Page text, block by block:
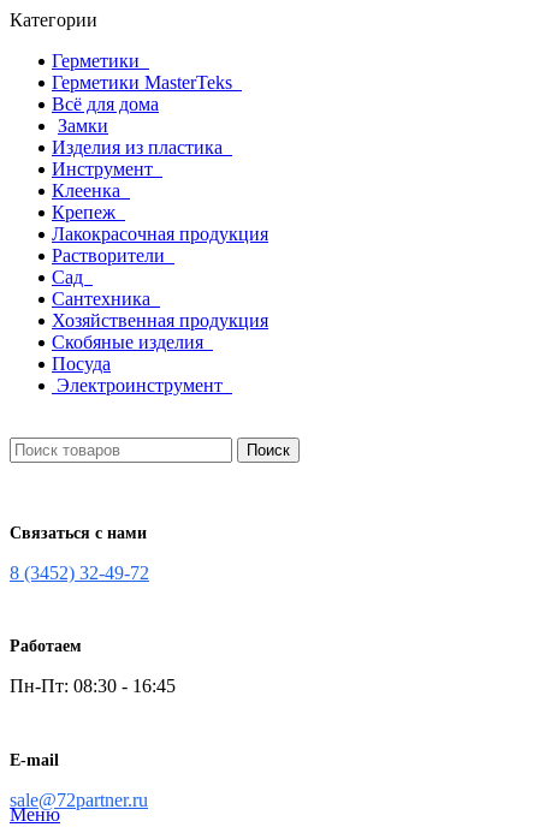
Категории
Герметики
Герметики MasterTeks
Всё для дома
Замки
Изделия из пластика
Инструмент
Клеенка
Крепеж
Лакокрасочная продукция
Растворители
Сад
Сантехника
Хозяйственная продукция
Скобяные изделия
Посуда
Электроинструмент
Поиск
Связаться с нами
8 (3452) 32-49-72
Работаем
Пн-Пт: 08:30 - 16:45
E-mail
sale@72partner.ru
Меню